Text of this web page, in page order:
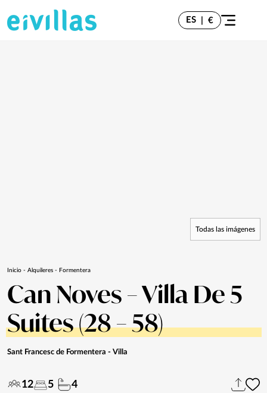
ES €
Todas las imágenes
Inicio - Alquileres - Formentera
Can Noves – Villa De 5
Suites (28 – 58)
Sant Francesc de Formentera - Villa
12 5 4